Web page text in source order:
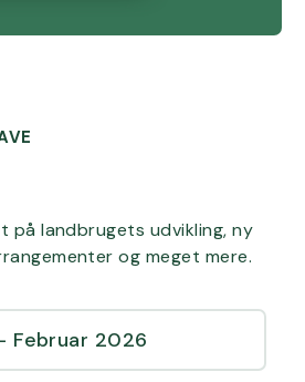
landbrugets udvikling, ny
og meget mere.
Februar 2026